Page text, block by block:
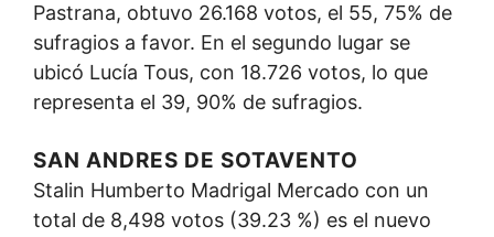
Pastrana, obtuvo 26.168 votos, el 55, 75% de
sufragios a favor. En el segundo lugar se
ubicó Lucía Tous, con 18.726 votos, lo que
representa el 39, 90% de sufragios.
SAN ANDRES DE SOTAVENTO
Stalin Humberto Madrigal Mercado con un
total de 8,498 votos (39.23 %) es el nuevo